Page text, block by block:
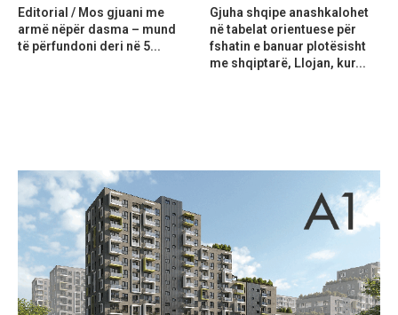
Editorial / Mos gjuani me
armë nëpër dasma – mund
të përfundoni deri në 5...
Gjuha shqipe anashkalohet
në tabelat orientuese për
fshatin e banuar plotësisht
me shqiptarë, Llojan, kur...